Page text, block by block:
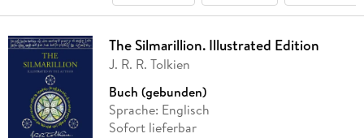
The Silmarillion. Illustrated Edition
J. R. R. Tolkien
Buch (gebunden)
Sprache: Englisch
Sofort lieferbar